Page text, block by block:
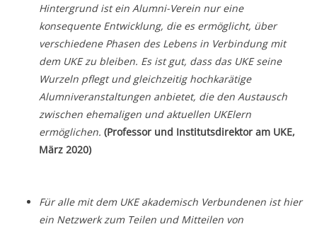
Hintergrund ist ein Alumni-Verein nur eine
konsequente Entwicklung, die es ermöglicht, über
verschiedene Phasen des Lebens in Verbindung mit
dem UKE zu bleiben. Es ist gut, dass das UKE seine
Wurzeln pflegt und gleichzeitig hochkarätige
Alumniveranstaltungen anbietet, die den Austausch
zwischen ehemaligen und aktuellen UKElern
ermöglichen. (Professor und Institutsdirektor am UKE,
März 2020)
Für alle mit dem UKE akademisch Verbundenen ist hier
ein Netzwerk zum Teilen und Mitteilen von